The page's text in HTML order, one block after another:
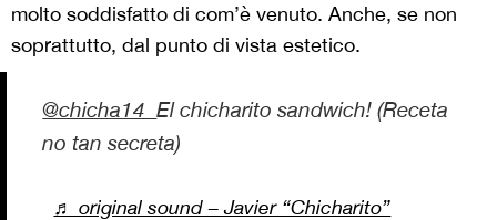
molto soddisfatto di com’è venuto. Anche, se non
soprattutto, dal punto di vista estetico.
@chicha14_El chicharito sandwich! (Receta
no tan secreta)
♬ original sound – Javier “Chicharito”